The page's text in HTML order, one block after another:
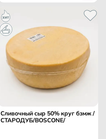
Сливочный сыр 50% круг бзмж /
СТАРОДУБ/BOSCONE/